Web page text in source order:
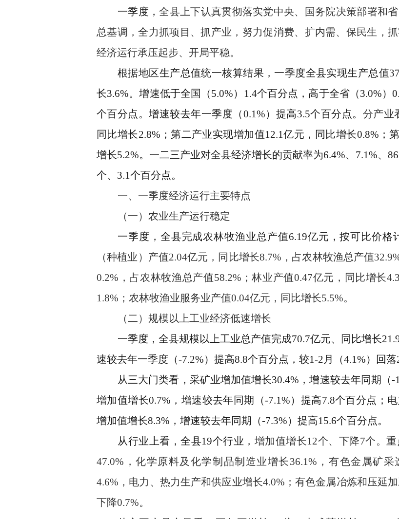
一季度，全县上下认真贯彻落实党中央、国务院决策部署和
总基调，全力抓项目、抓产业，努力促消费、扩内需、保民生，
经济运行承压起步、开局平稳。
根据地区生产总值统一核算结果，一季度全县实现生产总值
长3.6%。增速低于全国（5.0%） 1.4个百分点，高于全省（3.0%）
个百分点。增速较去年一季度（0.1%）提高3.5个百分点。 分产业
同比增长2.8% ；第二产业实现增加值12.1亿元，同比增长0.8% ；
增长5.2%。一二三产业对全县经济增长的贡献率为6.4%、 7.1%、
个、 3.1个百分点。
一、 一季度经济运行主要特点
（一）农业生产运行稳定
一季度，全县完成农林牧渔业总产值6.19亿元，按可比价格
（种植业）产值2.04亿元，同比增长8.7% ， 占农林牧渔总产值32.9
0.2% ， 占农林牧渔总产值58.2% ； 林业产值0.47亿元，同比增长
1.8% ；农林牧渔业服务业产值0.04亿元，同比增长5.5%。
（二） 规模以上工业经济低速增长
一季度，全县规模以上工业总产值完成70.7亿元、同比增长
速较去年一季度（-7.2%） 提高8.8个百分点 ， 较1-2月（4.1%） 回落
从三大门类看 ， 采矿业增加值增长30.4% ，增速较去年同期（-
增加值增长0.7% ，增速较去年同期（-7.1%） 提高7.8个百分点；
增加值增长8.3% ，增速较去年同期（-7.3%） 提高15.6个百分点。
从行业上看，全县19个行业， 增加值增长12个、下降7个。
47.0% ，化学原料及化学制品制造业增长 36.1% ，有色金属矿采
4.6% ， 电力、热力生产和供应业增长4.0% ； 有色金属冶炼和压延
下降0.7%。